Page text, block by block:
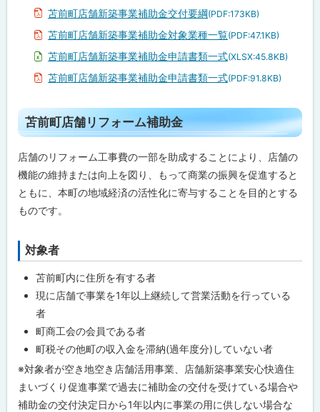
苫前町店舗新築事業補助金交付要綱(PDF:173KB)
苫前町店舗新築事業補助金対象業種一覧(PDF:47.1KB)
苫前町店舗新築事業補助金申請書類一式(XLSX:45.8KB)
苫前町店舗新築事業補助金申請書類一式(PDF:91.8KB)
ト
ッ
プ
に
戻
る
苫前町店舗リフォーム補助金
店舗のリフォーム工事費の一部を助成することにより、店舗の
機能の維持または向上を図り、もって商業の振興を促進すると
ともに、本町の地域経済の活性化に寄与することを目的とする
ものです。
ト対象者
苫前町内に住所を有する者
現に店舗で事業を1年以上継続して営業活動を行っている
者
町商工会の会員である者
町税その他町の収入金を滞納(過年度分)していない者
※対象者が空き地空き店舗活用事業、店舗新築事業安心快適住
まいづくり促進事業で過去に補助金の交付を受けている場合や
補助金の交付決定日から1年以内に事業の用に供しない場合な